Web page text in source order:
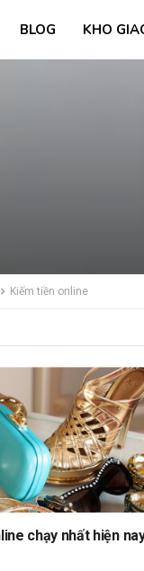
BLOG KHO
Kiếm tiền online
chạy nhất hiện